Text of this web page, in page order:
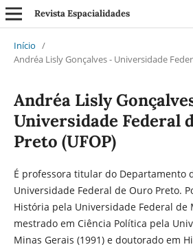
Revista Espacialidades
Início /
Andréa Lisly Gonçalves - Universidade
Andréa Lisly
Universidade Federal
Preto (UFOP)
É professora titular do Departamento
Universidade Federal de Ouro Preto.
História pela Universidade Federal de
mestrado em Ciência Política pela
Minas Gerais (1991) e doutorado em